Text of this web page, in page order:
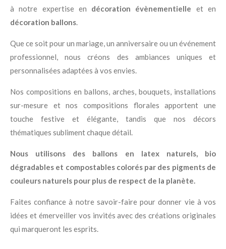
à notre expertise en décoration évènementielle et en
décoration ballons.
Que ce soit pour un mariage, un anniversaire ou un événement
professionnel, nous créons des ambiances uniques et
personnalisées adaptées à vos envies.
Nos compositions en ballons, arches, bouquets, installations
sur-mesure et nos compositions florales apportent une
touche festive et élégante, tandis que nos décors
thématiques subliment chaque détail.
Nous utilisons des ballons en latex naturels, bio
dégradables et compostables colorés par des pigments de
couleurs naturels pour plus de respect de la planète.
Faites confiance à notre savoir-faire pour donner vie à vos
idées et émerveiller vos invités avec des créations originales
qui marqueront les esprits.